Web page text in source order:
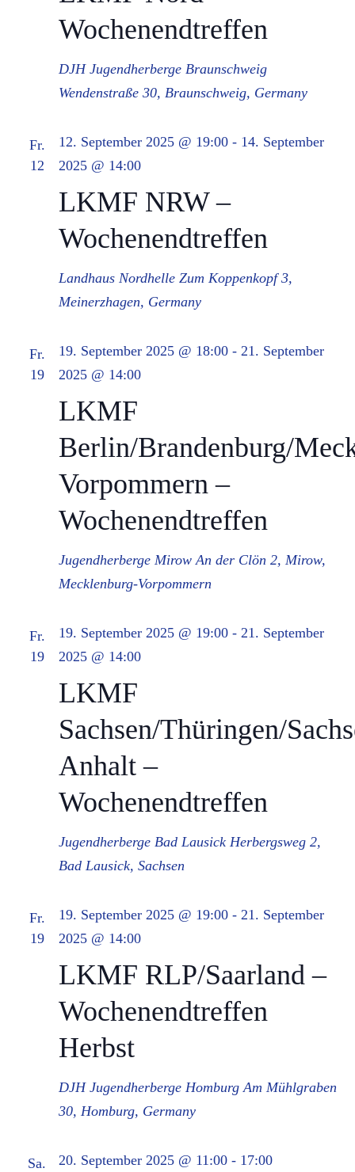
Wochenendtreffen
DJH Jugendherberge Braunschweig
Wendenstraße 30, Braunschweig, Germany
Fr.
12
LKMF NRW –
Wochenendtreffen
12. September 2025 @ 19:00- 14. September
2025 @ 14:00
Landhaus Nordhelle Zum Koppenkopf 3,
Meinerzhagen, Germany
Fr.
19
LKMF
Berlin/Brandenburg/
Vorpommern –
Wochenendtreffen
19. September 2025 @ 18:00- 21. September
2025 @ 14:00
Jugendherberge MirowAn der Clön 2, Mirow,
Mecklenburg-Vorpommern
Fr.
19
LKMF
Sachsen/Thüringen/
Anhalt –
Wochenendtreffen
19. September 2025 @ 19:00- 21. September
2025 @ 14:00
Jugendherberge Bad Lausick Herbergsweg 2,
Bad Lausick, Sachsen
Fr.
19
LKMF RLP/Saarland –
Wochenendtreffen
Herbst
19. September 2025 @ 19:00- 21. September
2025 @ 14:00
DJH Jugendherberge HomburgAm Mühlgraben
30, Homburg, Germany
Sa.
20. September 2025 @ 11:00- 17:00